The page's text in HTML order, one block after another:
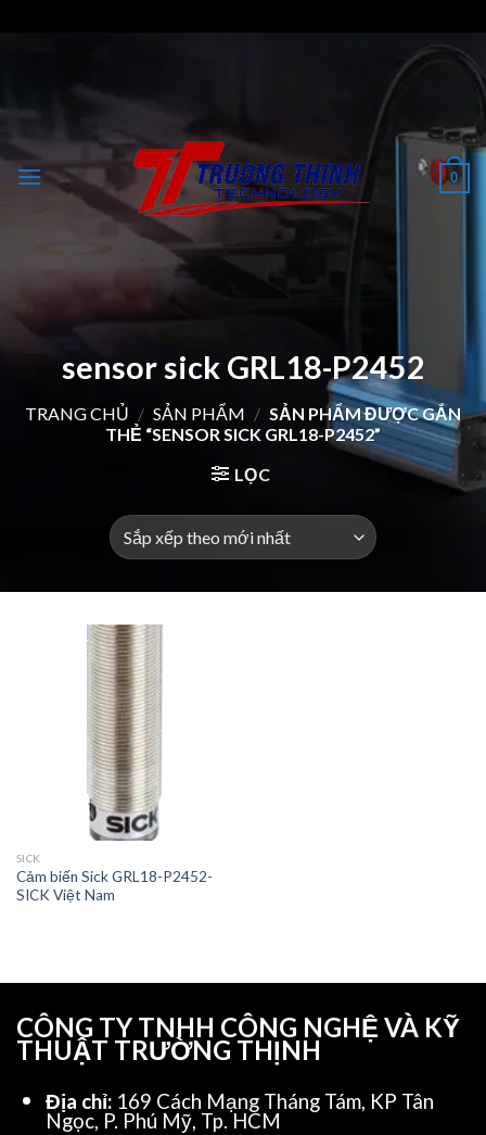
0
sensor sick GRL18-P2452
TRANG CHỦ / SẢN PHẨM / SẢN PHẨM ĐƯỢC GẮN
THẺ “SENSOR SICK GRL18-P2452”
LỌC
SICK
Cảm biến Sick GRL18-P2452-
SICK Việt Nam
CÔNG TY TNHH CÔNG NGHỆ VÀ KỸ
THUẬT TRƯỜNG THỊNH
Địa chỉ: 169 Cách Mạng Tháng Tám, KP Tân
Ngọc, P. Phú Mỹ, Tp. HCM